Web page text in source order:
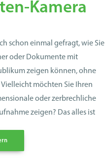
Kamera
schon einmal gefragt, wie Sie
oder Dokumente mit
zeigen können, ohne
möchten Sie Ihren
oder zerbrechliche
zeigen? Das alles ist
mehr – mit der Epson
Gerät besteht aus einer
Kamera, die sich direkt mit
mit den neuesten Epson